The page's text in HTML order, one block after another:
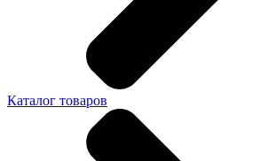
Каталог товаров